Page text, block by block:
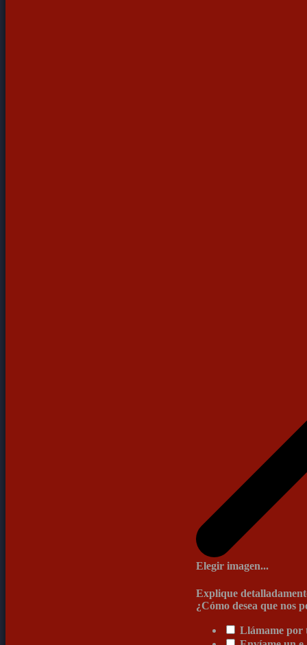
Elegir imagen...
Explique
¿Cómo desea que nos
Llámame por